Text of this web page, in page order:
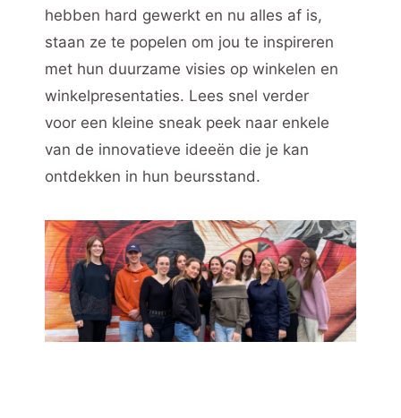
hebben hard gewerkt en nu alles af is,
staan ze te popelen om jou te inspireren
met hun duurzame visies op winkelen en
winkelpresentaties. Lees snel verder
voor een kleine sneak peek naar enkele
van de innovatieve ideeën die je kan
ontdekken in hun beursstand.